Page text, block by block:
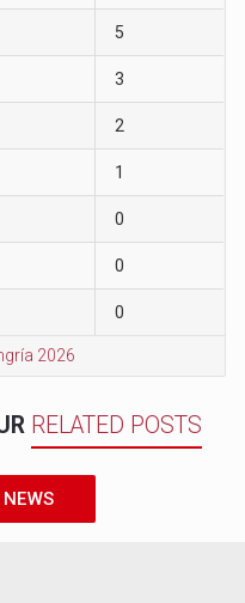
5
3
2
1
0
0
0
2026
RELATED POSTS